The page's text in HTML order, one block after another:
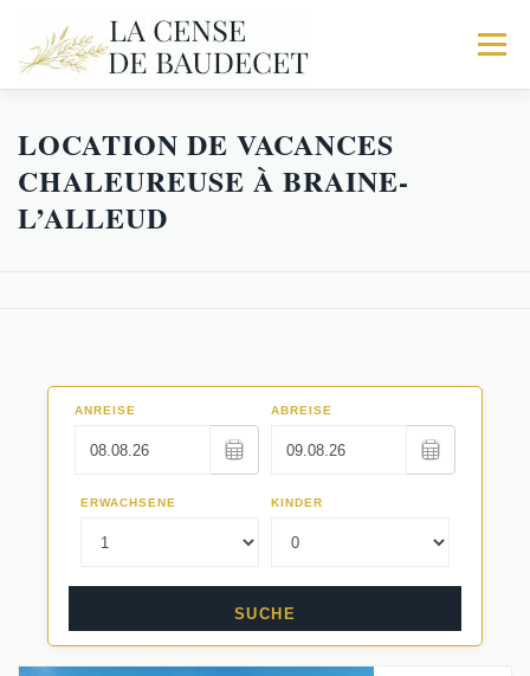
Menu
ACCUEIL NOS GITES EXPÉRIENCES
Séminaires au Vert
RÉSERVATIONS
LOCATION DE VACANCES
CHALEUREUSE À BRAINE-
L’ALLEUD